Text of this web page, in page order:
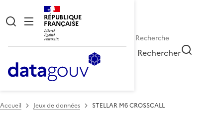
RÉPUBLIQUE
FRANÇAISE
Rechercher
Accueil Jeux de données STELLAR M6 CROSSCALL